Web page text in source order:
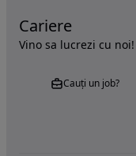
Cariere
Vino sa lucrezi cu noi!
Cauți un job?